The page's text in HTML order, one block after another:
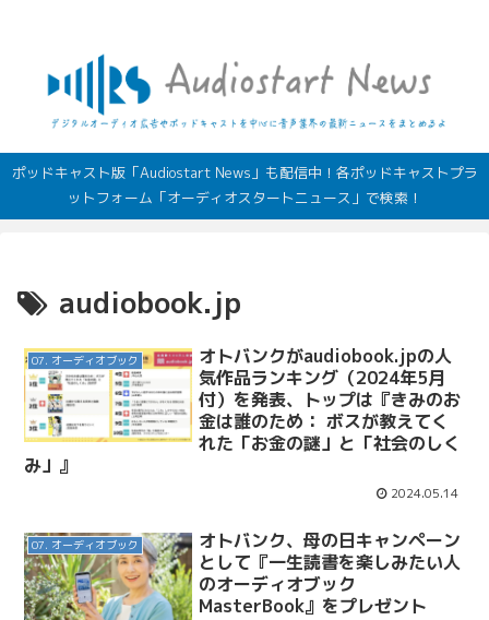
ポッドキャスト版「Audiostart News」も配信中！各ポッドキャストプラ
ットフォーム「オーディオスタートニュース」で検索！
audiobook.jp
07. オーディオブック
オトバンクがaudiobook.jpの人
気作品ランキング（2024年5月
付）を発表、トップは『きみのお
金は誰のため： ボスが教えてく
れた「お金の謎」と「社会のしく
み」』
2024.05.14
07. オーディオブック
オトバンク、母の日キャンペーン
として『一生読書を楽しみたい人
のオーディオブック
MasterBook』をプレゼント